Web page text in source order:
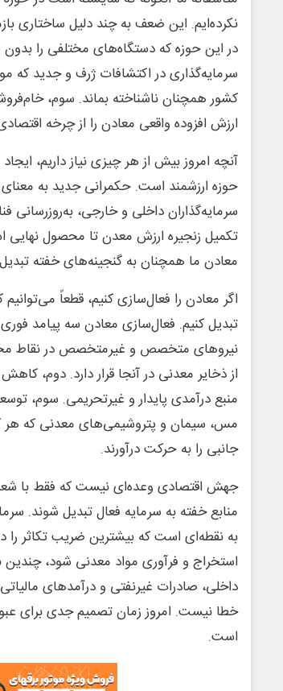
نکرده‌ایم. این ضعف به چند دلیل ساختاری
در این حوزه که دستگاه‌های مختلفی را
سرمایه‌گذاری در اکتشافات ژرف و جدید
کشور همچنان ناشناخته بماند. سوم،
ارزش افزوده واقعی معادن را از چرخه
آنچه امروز بیش از هر چیزی نیاز داریم،
حوزه ارزشمند است. حکمرانی جدید به
سرمایه‌گذاران داخلی و خارجی، به‌روزرسانی
تکمیل زنجیره ارزش معدن تا محصول
معادن ما همچنان به گنجینه‌های خفته
اگر معادن را فعال‌سازی کنیم، قطعاً
تبدیل کنیم. فعال‌سازی معادن سه پیامد
نیروهای متخصص و غیرمتخصص در نقاط
از ذخایر معدنی در آنجا قرار دارد. دوم،
منبع درآمدی پایدار و غیرتحریمی. سوم،
مس، سیمان و پتروشیمی‌های معدنی که هر
جانبی را به حرکت درآورند.
جهش اقتصادی وعده‌ای نیست که فقط با
منابع خفته به سرمایه فعال تبدیل شوند.
به نقطه‌ای است که بیشترین ضریب تکاثر را
استخراج و فرآوری مواد معدنی شود، چندین
داخلی، صادرات غیرنفتی و درآمدهای
خطا نیست. امروز زمان تصمیم جدی برای
است.